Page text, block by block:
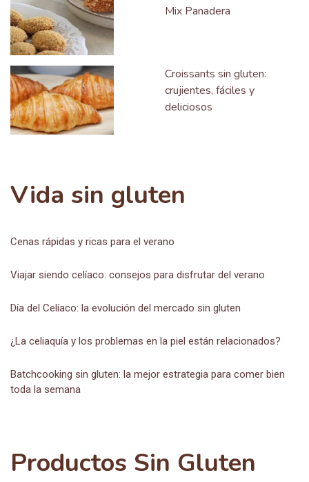
Mix Panadera
Croissants sin gluten:
crujientes, fáciles y
deliciosos
Vida sin gluten
Cenas rápidas y ricas para el verano
Viajar siendo celíaco: consejos para disfrutar del verano
Día del Celíaco: la evolución del mercado sin gluten
¿La celiaquía y los problemas en la piel están relacionados?
Batchcooking sin gluten: la mejor estrategia para comer bien
toda la semana
Productos Sin Gluten